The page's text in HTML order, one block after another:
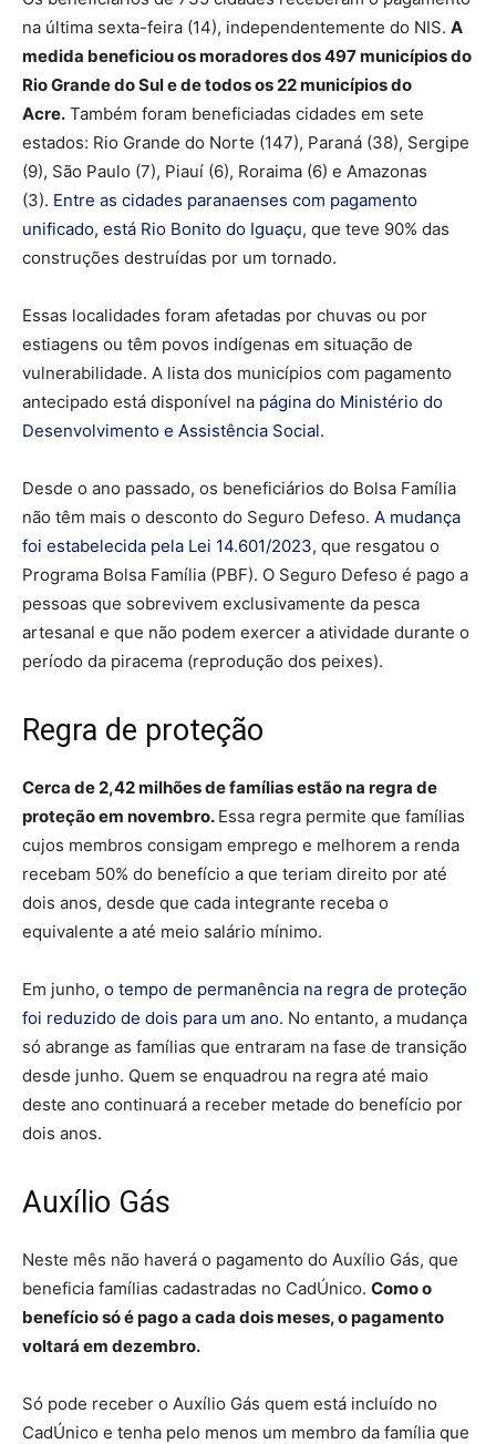
na última sexta-feira (14), independentemente do NIS. A
medida beneficiou os moradores dos 497 municípios do
Rio Grande do Sul e de todos os 22 municípios do
Acre. Também foram beneficiadas cidades em sete
estados: Rio Grande do Norte (147), Paraná (38), Sergipe
(9), São Paulo (7), Piauí (6), Roraima (6) e Amazonas
(3). Entre as cidades paranaenses com pagamento
unificado, está Rio Bonito do Iguaçu, que teve 90% das
construções destruídas por um tornado.
Essas localidades foram afetadas por chuvas ou por
estiagens ou têm povos indígenas em situação de
vulnerabilidade. A lista dos municípios com pagamento
antecipado está disponível na página do Ministério do
Desenvolvimento e Assistência Social.
Desde o ano passado, os beneficiários do Bolsa Família
não têm mais o desconto do Seguro Defeso. A mudança
foi estabelecida pela Lei 14.601/2023, que resgatou o
Programa Bolsa Família (PBF). O Seguro Defeso é pago a
pessoas que sobrevivem exclusivamente da pesca
artesanal e que não podem exercer a atividade durante o
período da piracema (reprodução dos peixes).
Regra de proteção
Cerca de 2,42 milhões de famílias estão na regra de
proteção em novembro. Essa regra permite que famílias
cujos membros consigam emprego e melhorem a renda
recebam 50% do benefício a que teriam direito por até
dois anos, desde que cada integrante receba o
equivalente a até meio salário mínimo.
Em junho, o tempo de permanência na regra de proteção
foi reduzido de dois para um ano. No entanto, a mudança
só abrange as famílias que entraram na fase de transição
desde junho. Quem se enquadrou na regra até maio
deste ano continuará a receber metade do benefício por
dois anos.
Auxílio Gás
Neste mês não haverá o pagamento do Auxílio Gás, que
beneficia famílias cadastradas no CadÚnico. Como o
benefício só é pago a cada dois meses, o pagamento
voltará em dezembro.
Só pode receber o Auxílio Gás quem está incluído no
CadÚnico e tenha pelo menos um membro da família que